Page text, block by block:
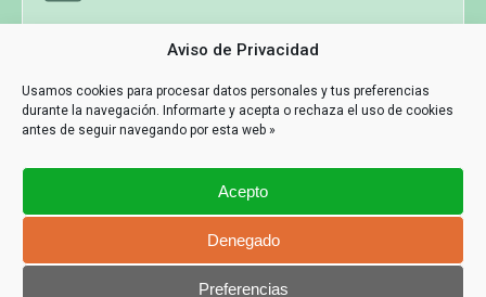
Aviso de Privacidad
Usamos cookies para procesar datos personales y tus preferencias
durante la navegación. Informarte y acepta o rechaza el uso de cookies
antes de seguir navegando por esta web »
Acepto
Denegado
Preferencias
Con Tecnología MASWEB
Aviso legal Política de privacidad
Términos y Condiciones de Compra
Información y contacto